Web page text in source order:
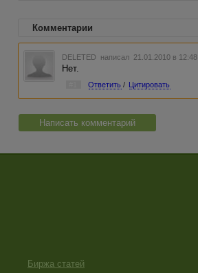
Комментарии
DELETED написал 21.01.2010 в 12:48
Нет.
Ответить / Цитировать
Написать комментарий
Биржа статей